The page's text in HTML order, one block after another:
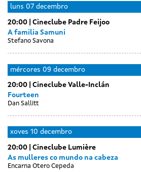
venres
04
decembro
Day
without
sessions
sábado
decembro
Day
without
sessions
luns 07 decembro
20:00
Cineclube Padre Feijoo
A familia Samuni
Stefano Savona
martes
08
decembro
Day
without
sessions
mércores 09 decembro
20:00
Cineclube Valle-Inclán
Fourteen
Dan Sallitt
xoves 10 decembro
20:00
Cineclube Lumière
As mulleres co mundo na cabeza
Encarna Otero Cepeda